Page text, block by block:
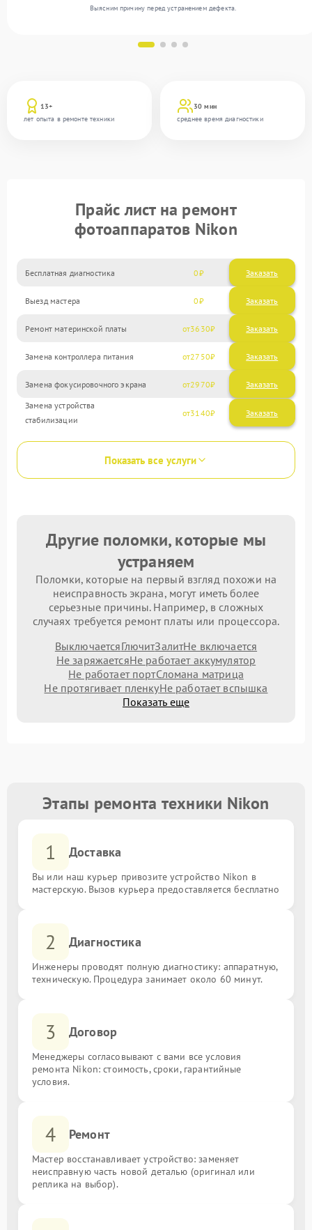
13+
лет опыта в ремонте техники
30 мин
среднее время диагностики
Выясним причину перед устранением дефекта.
Прайс лист на ремонт
фотоаппаратов Nikon
Бесплатная диагностика 0 Заказать
Выезд мастера 0 Заказать
Ремонт материнской платы 3630
Замена контроллера питания 2750
Замена фокусировочного экрана 2970
Замена устройства
стабилизации
3140
Показать все услуги
Другие поломки, которые мы
устраняем
Поломки, которые на первый взгляд похожи на
неисправность экрана, могут иметь более
серьезные причины. Например, в сложных
случаях требуется ремонт платы или процессора.
ВыключаетсяГлючитЗалитНе включается
Не заряжаетсяНе работает аккумулятор
Не работает портСломана матрица
Не протягивает пленкуНе работает вспышка
Показать еще
Этапы ремонта техники Nikon
1 Доставка
Вы или наш курьер привозите устройство Nikon в
мастерскую. Вызов курьера предоставляется бесплатно
2 Диагностика
Инженеры проводят полную диагностику: аппаратную,
техническую. Процедура занимает около 60 минут.
3 Договор
Менеджеры согласовывают с вами все условия
ремонта Nikon: стоимость, сроки, гарантийные
условия.
4 Ремонт
Мастер восстанавливает устройство: заменяет
неисправную часть новой деталью (оригинал или
реплика на выбор).